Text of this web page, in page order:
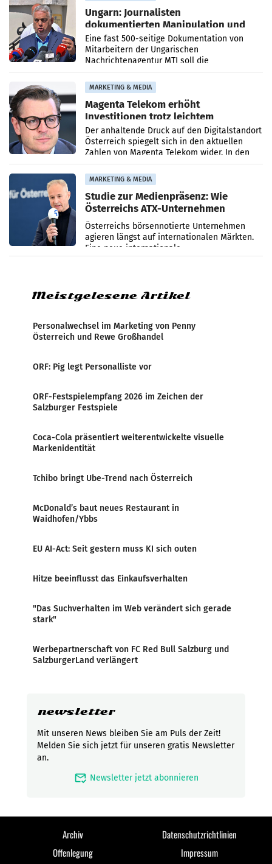
Ungarn: Journalisten
dokumentierten Manipulation und
Zensur
Eine fast 500-seitige Dokumentation von
Mitarbeitern der Ungarischen
Nachrichtenagentur MTI soll die
systematische Nachrichten-Manipulation und
Zensur bei der Agentur während der Zeit
MARKETING & MEDIA
Magenta Telekom erhöht
Investitionen trotz leichtem
Umsatzrückgang
Der anhaltende Druck auf den Digitalstandort
Österreich spiegelt sich in den aktuellen
Zahlen von Magenta Telekom wider. In den
ersten sechs Monaten des laufenden Jahres
verzeichnete
MARKETING & MEDIA
Studie zur Medienpräsenz: Wie
Österreichs ATX-Unternehmen
international wahrgenommen
werden
Österreichs börsennotierte Unternehmen
agieren längst auf internationalen Märkten.
Eine neue internationale
Medienresonanzanalyse untersucht die
Meistgelesene Artikel
Personalwechsel im Marketing von Penny
Österreich und Rewe Großhandel
ORF: Pig legt Personalliste vor
ORF-Festspielempfang 2026 im Zeichen der
Salzburger Festspiele
Coca-Cola präsentiert weiterentwickelte visuelle
Markenidentität
Tchibo bringt Ube-Trend nach Österreich
McDonald’s baut neues Restaurant in
Waidhofen/Ybbs
EU AI-Act: Seit gestern muss KI sich outen
Hitze beeinflusst das Einkaufsverhalten
"Das Suchverhalten im Web verändert sich gerade
stark"
Werbepartnerschaft von FC Red Bull Salzburg und
SalzburgerLand verlängert
newsletter
Mit unseren News bleiben Sie am Puls der Zeit!
Melden Sie sich jetzt für unseren gratis Newsletter
an.
mark_email_read Newsletter jetzt abonnieren
Archiv
Datenschutzrichtlinien
Offenlegung
Impressum